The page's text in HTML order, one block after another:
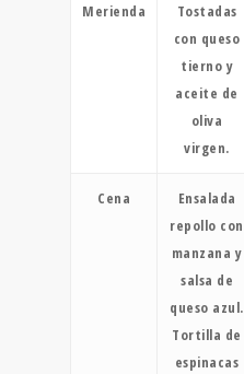
Merienda
Tostadas
con queso
tierno y
aceite de
oliva
virgen.
Cena
Ensalada
repollo con
manzana y
salsa de
queso azul.
Tortilla de
espinacas